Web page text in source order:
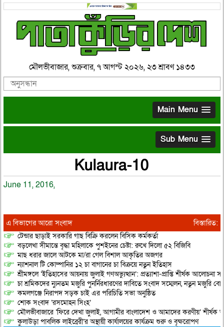
মৌলভীবাজার, শুক্রবার, ৭ আগস্ট ২০২৬, ২৩ শ্রাবণ ১৪৩৩
Main Menu
Sub Menu
Kulaura-10
June 11, 2016,
এ বিভাগের আরো সংবাদ বিস্তারিত:
টেন্ডার ছাড়াই সরকারি গাছ বিক্রি করলেন বিসিক কর্মকর্তা
বড়লেখা সীমান্তে বৃদ্ধা মহিলাকে পুশইনের চেষ্টা: রুখে দিলো ৫২ বিজিবি
মাছ ধরার জালে আটকে মা/রা গেল বিশাল আকৃতির অজগর
ন্যাশনাল টি কোম্পানির ১২ চা বাগানের চা বিক্রয়ে নতুন ইতিহাস
শ্রীমঙ্গলে ‘ইতিহাসের আয়নায় জুলাই গণঅভ্যুত্থান’: প্রত্যাশা-প্রাপ্তি শীর্ষক আলোচনা
চা শ্রমিকদের ন্যুনতম মজুরি পুনর্নিরধারণের দাবিতে সংবাদ সম্মেলন, নতুন মজুরি
কমলগঞ্জে নিরাপদ সড়ক চাই এর পরিচিতি সভা অনুষ্ঠিত
শোক সংবাদ ‘রসমোহন সিংহ’
মৌলভীবাজারে ‘ফিরে দেখা জুলাই, আগামীর বাংলাদেশ ও আমাদের করণীয়’ শীর্ষক
কুলাউড়া পাবলিক লাইব্রেরী’র অস্থায়ী কার্যালয়ের কার্যক্রম শুরু ও বৃক্ষরোপণ